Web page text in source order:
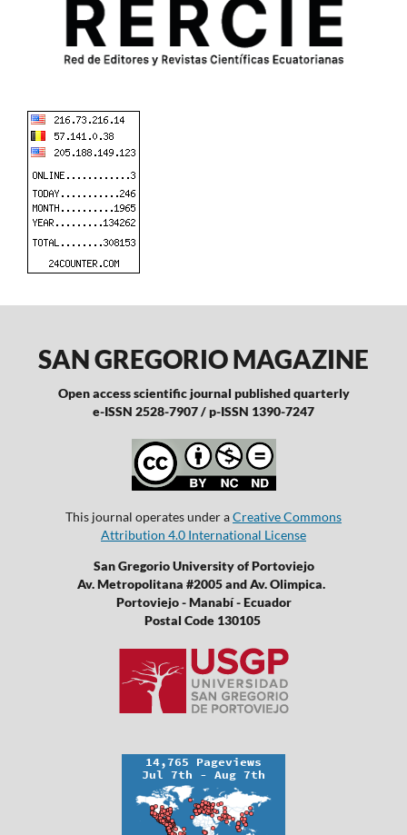
SAN GREGORIO MAGAZINE
Open access scientific journal published quarterly
e-ISSN 2528-7907 / p-ISSN 1390-7247
This journal operates under aCreative Commons
Attribution 4.0 International License
San Gregorio University of Portoviejo
Av. Metropolitana #2005 and Av. Olimpica.
Portoviejo - Manabí - Ecuador
Postal Code 130105